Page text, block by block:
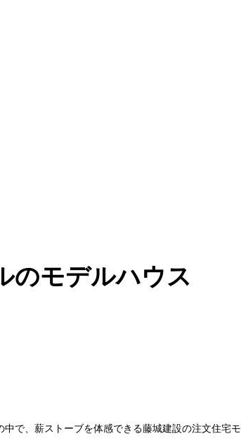
のモデルハウス
で、薪ストーブを体感できる藤城建設の注文住宅モ